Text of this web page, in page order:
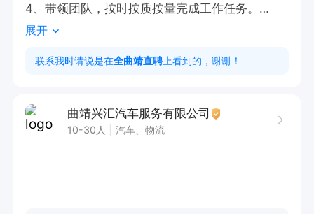
4、带领团队，按时按质按量完成工作任务。
任职要求：
1、4年从业经验，
月休4天，提供早晚餐，购买意外险；
展开
联系我时请说是在全曲靖直聘 上看到的，谢谢！
曲靖兴汇汽车服务有限公司
10-30人 汽车、物流